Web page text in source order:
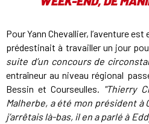
Pour Yann Chevallier, l’aventure
prédestinait à travailler un jour
suite d’un concours de
entraîneur au niveau régional
Bessin et Courseulles. "Thierry
Malherbe, a été mon président à
j’arrêtais là-bas, il en a parlé à